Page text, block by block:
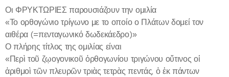
Οι ΦΡΥΚΤΩΡΙΕΣ παρουσιάζουν την ομιλία
«Το ορθογώνιο τρίγωνο με το οποίο ο Πλάτων δομεί τον
αιθέρα (=πενταγωνικό δωδεκάεδρο)»
Ο πλήρης τίτλος της ομιλίας είναι
«Περὶ τοῦ ζῳογονικοῦ ὀρθογωνίου τριγώνου οὕτινος οἱ
ἀριθμοὶ τῶν πλευρῶν τριὰς τετρὰς πεντάς, ὁ ἐκ πάντων